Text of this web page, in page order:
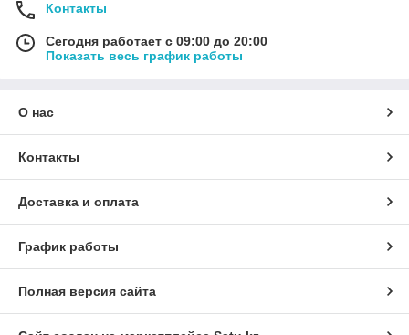
Контакты
Сегодня работает с 09:00 до 20:00
Показать весь график работы
О нас
Контакты
Доставка и оплата
График работы
Полная версия сайта